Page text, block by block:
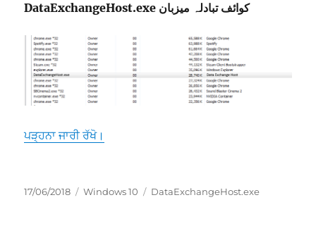
DataExchangeHost.exe ‎‎کوائف تبادلہ میزبان
ਪੜ੍ਹਨਾ ਜਾਰੀ ਰੱਖੋ।
ਸੰਪਾਦਿਤ
17/06/2018 ਸ਼੍ਰੇਣੀਆਂ
Windows 10 ਟੈਗ
DataExchangeHost.exe